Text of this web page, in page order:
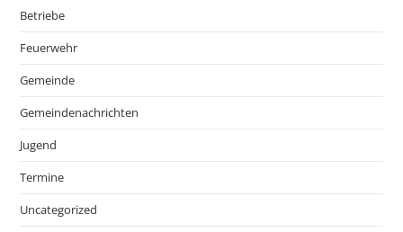
Betriebe
Feuerwehr
Gemeinde
Gemeindenachrichten
Jugend
Termine
Uncategorized